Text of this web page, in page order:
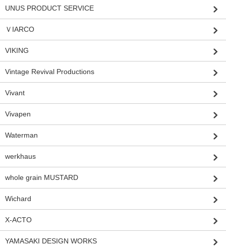
UNUS PRODUCT SERVICE
ＶIARCO
VIKING
Vintage Revival Productions
Vivant
Vivapen
Waterman
werkhaus
whole grain MUSTARD
Wichard
X-ACTO
YAMASAKI DESIGN WORKS